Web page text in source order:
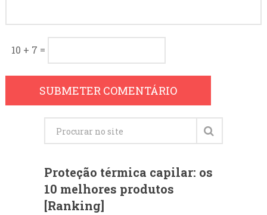
10 + 7 =
Proteção térmica capilar: os
10 melhores produtos
[Ranking]